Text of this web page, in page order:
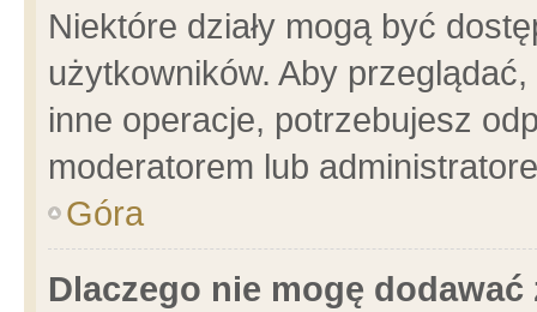
Niektóre działy mogą być
użytkowników. Aby
inne operacje, potrzebujesz
moderatorem lub
Góra
Dlaczego nie mogę dodawać